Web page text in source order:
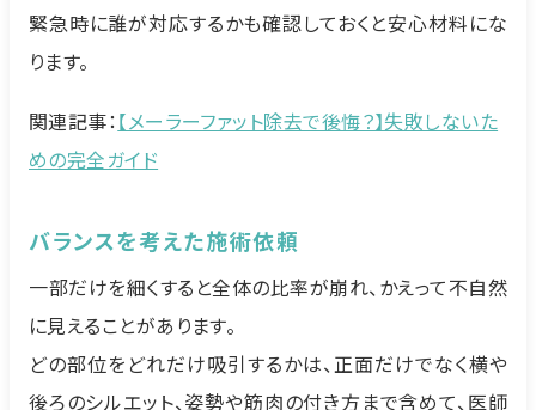
緊急時に誰が対応するかも確認しておくと安心材料にな
ります。
関連記事：【メーラーファット除去で後悔？】失敗しないた
めの完全ガイド
バランスを考えた施術依頼
一部だけを細くすると全体の比率が崩れ、かえって不自然
に見えることがあります。
どの部位をどれだけ吸引するかは、正面だけでなく横や
後ろのシルエット、姿勢や筋肉の付き方まで含めて、医師